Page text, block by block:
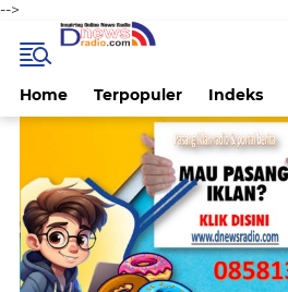
-->
Home Terpopuler Indeks